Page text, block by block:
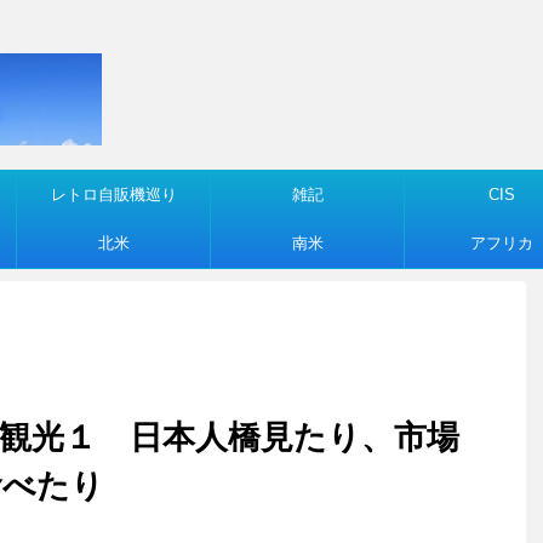
レトロ自販機巡り 雑記 CIS
北米 南米 アフリカ
光１ 日本人橋見たり、市場
たり